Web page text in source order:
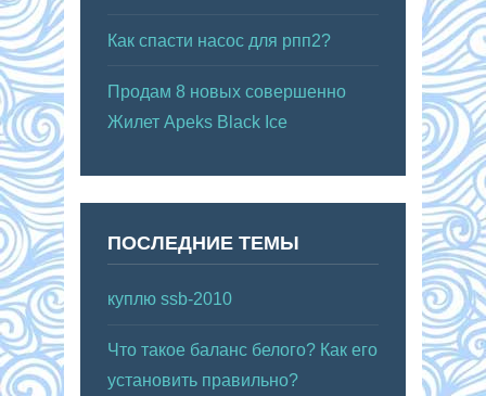
Как спасти насос для рпп2?
Продам 8 новых совершенно
Жилет Apeks Black Ice
ПОСЛЕДНИЕ ТЕМЫ
куплю ssb-2010
Что такое баланс белого? Как его
установить правильно?